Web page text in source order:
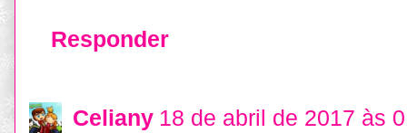
Responder
Celiany 18 de abril de 2017 às